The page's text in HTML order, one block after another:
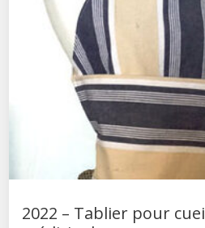
2022 – Tablier pour